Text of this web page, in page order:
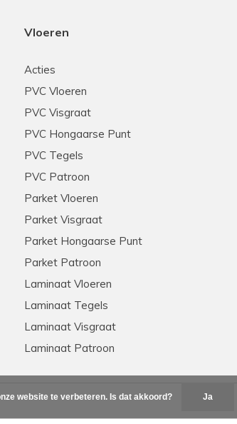
werden door
zouden aanschaffen
keuze gemaakt
scherpe offerte die voor
ook de woonkamer en de
na wat zoekwerk een
extra meters bijbesteld
dit werd snel en zonder
, met zeer ruime
verloopt
1
Stip,
raden ze
zijn klanten! Meerdere
via de telefoon. Kent zijn
tevreden
Vloeren
Acties
PVC Vloeren
PVC Visgraat
PVC Hongaarse Punt
PVC Tegels
PVC Patroon
Parket Vloeren
Parket Visgraat
Parket Hongaarse Punt
Parket Patroon
Laminaat Vloeren
Laminaat Tegels
Laminaat Visgraat
Laminaat Patroon
website te verbeteren. Is dat akkoord? Ja